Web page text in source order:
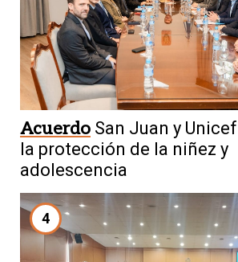
Acuerdo San Juan y
la protección de la niñez y
adolescencia
4